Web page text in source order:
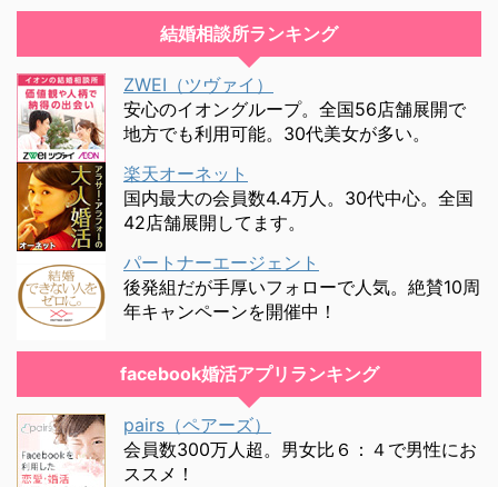
結婚相談所ランキング
ZWEI（ツヴァイ）
安心のイオングループ。全国56店舗展開で
地方でも利用可能。30代美女が多い。
楽天オーネット
国内最大の会員数4.4万人。30代中心。全国
42店舗展開してます。
パートナーエージェント
後発組だが手厚いフォローで人気。絶賛10周
年キャンペーンを開催中！
facebook婚活アプリランキング
pairs（ペアーズ）
会員数300万人超。男女比６：４で男性にお
ススメ！